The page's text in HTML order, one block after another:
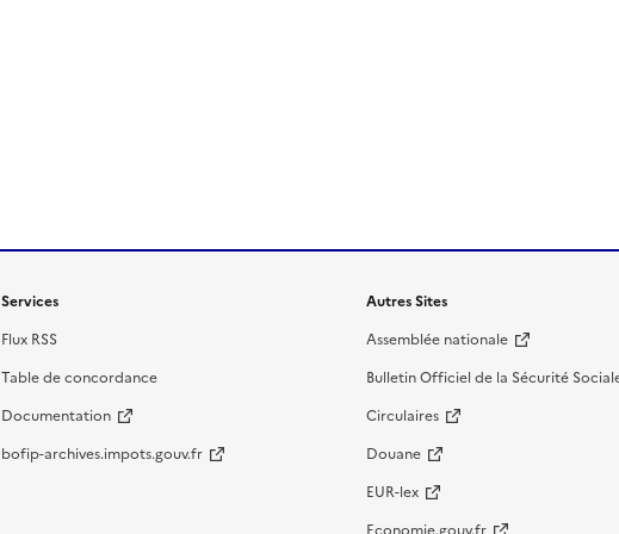
Services
Flux RSS
Table de concordance
Documentation
bofip-archives.impots.gouv.fr
Autres Sites
Assemblée nationale
Bulletin Officiel de la Sécurité
Circulaires
Douane
EUR-lex